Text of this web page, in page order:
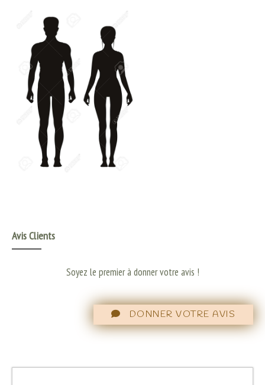
Avis Clients
Soyez le premier à donner votre avis !
DONNER VOTRE AVIS